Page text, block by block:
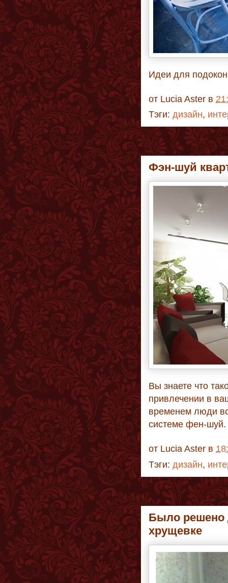
Идеи для
от Lucia Aster в
Тэги: дизайн,
Фэн-шуй
Вы знаете что
привлечении в
временем люди
системе фен-
от Lucia Aster в
Тэги: дизайн,
Было решено
хрущевке